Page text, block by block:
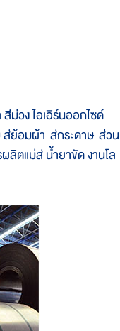
วง ไอเอิร์นออกไซด์
สีย้อมผ้า สีกระดาษ ส่วน
ลิตแม่สี น้ำยาขัด งานโล